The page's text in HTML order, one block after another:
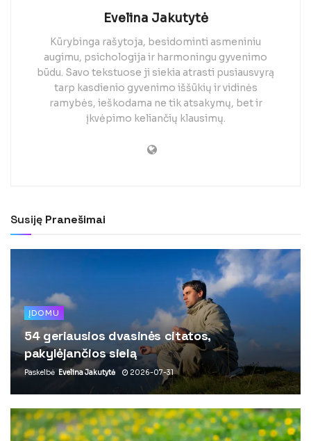
Evelina Jakutytė
Kūrybinga rašytoja, besidominti asmeniniu
augimu, psichologija ir harmoningu gyvenimo
būdu. Savo tekstuose ji siekia atrasti pusiausvyrą
tarp kasdienio gyvenimo iššūkių ir vidinės
ramybės, ieškodama ne tik atsakymų, bet ir
įkvėpimo keliančių klausimų.
Susiję Pranešimai
ĮDOMU
54 geriausios dvasinės citatos,
pakylėjančios sielą
Paskelbė Evelina Jakutytė 2026-07-31